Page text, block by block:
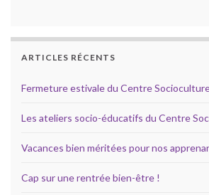
ARTICLES RÉCENTS
Fermeture estivale du Centre
Les ateliers socio-éducatifs du Centre
Vacances bien méritées pour nos
Cap sur une rentrée bien-être !